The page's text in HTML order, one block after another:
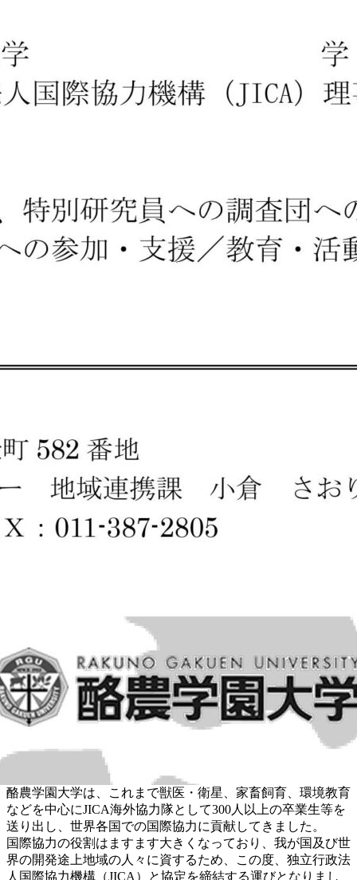
酪農学園大学は、これまで獣医・衛星、家畜飼育、環境教育
などを中心にJICA海外協力隊として300人以上の卒業生等を
送り出し、世界各国での国際協力に貢献してきました。
国際協力の役割はますます大きくなっており、我が国及び世
界の開発途上地域の人々に資するため、この度、独立行政法
人国際協力機構（JICA）と協定を締結する運びとなりまし